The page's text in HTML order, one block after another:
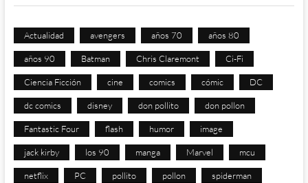
Actualidad avengers años 70 años 80
años 90 Batman Chris Claremont Ci-Fi
Ciencia Ficción cine comics cómic DC
dc comics disney don pollito don pollon
Fantastic Four flash humor image
jack kirby los 90 manga Marvel mcu
netflix PC pollito pollon spiderman